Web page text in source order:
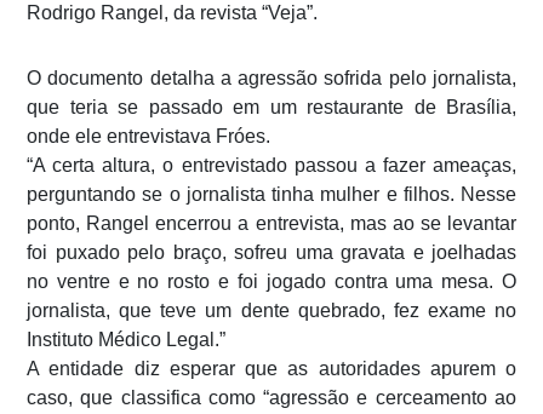
Rodrigo Rangel, da revista “Veja”.
O documento detalha a agressão sofrida pelo jornalista,
que teria se passado em um restaurante de Brasília,
onde ele entrevistava Fróes.
“A certa altura, o entrevistado passou a fazer ameaças,
perguntando se o jornalista tinha mulher e filhos. Nesse
ponto, Rangel encerrou a entrevista, mas ao se levantar
foi puxado pelo braço, sofreu uma gravata e joelhadas
no ventre e no rosto e foi jogado contra uma mesa. O
jornalista, que teve um dente quebrado, fez exame no
Instituto Médico Legal.”
A entidade diz esperar que as autoridades apurem o
caso, que classifica como “agressão e cerceamento ao